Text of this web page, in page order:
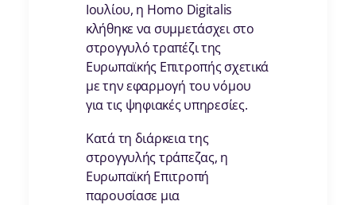
Ιουλίου, η Homo Digitalis
κλήθηκε να συμμετάσχει στο
στρογγυλό τραπέζι της
Ευρωπαϊκής Επιτροπής σχετικά
με την εφαρμογή του νόμου
για τις ψηφιακές υπηρεσίες.
Κατά τη διάρκεια της
στρογγυλής τράπεζας, η
Ευρωπαϊκή Επιτροπή
παρουσίασε μια